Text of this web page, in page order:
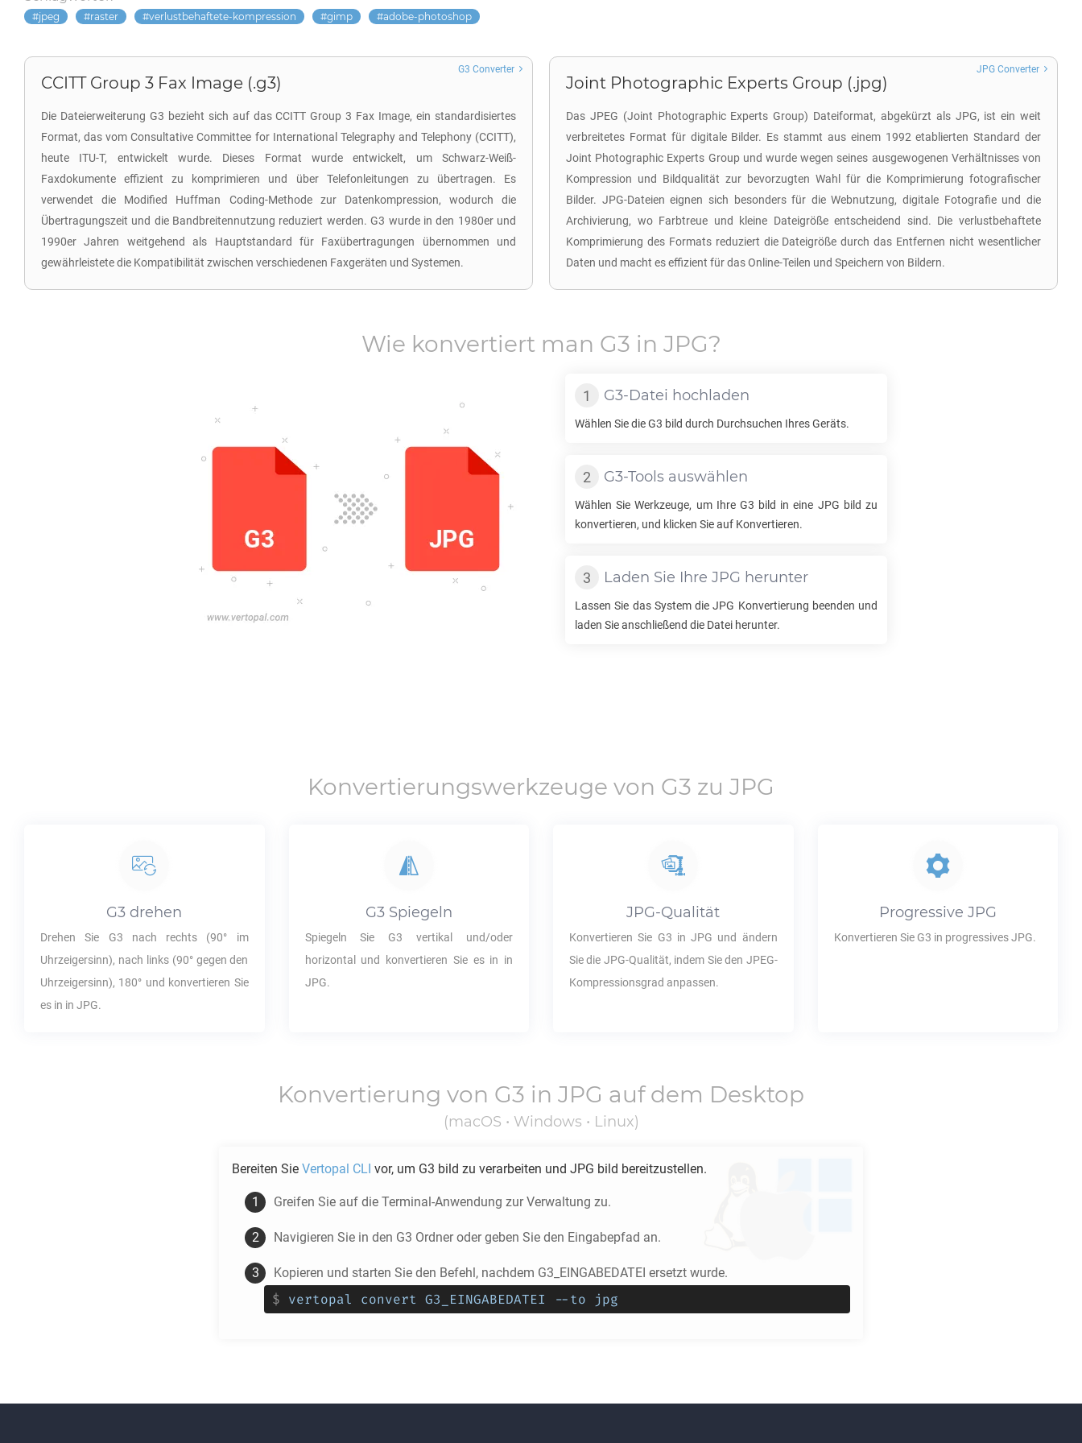
jpeg raster verlustbehaftete-kompression gimp adobe-photoshop
CCITT Group 3 Fax Image (.g3)
Die Dateierweiterung G3 bezieht sich auf das CCITT Group 3 Fax Image, ein standardisiertes
Format, das vom Consultative Committee for International Telegraphy and Telephony (CCITT),
heute ITU-T, entwickelt wurde. Dieses Format wurde entwickelt, um Schwarz-Weiß-
Faxdokumente effizient zu komprimieren und über Telefonleitungen zu übertragen. Es
verwendet die Modified Huffman Coding-Methode zur Datenkompression, wodurch die
Übertragungszeit und die Bandbreitennutzung reduziert werden. G3 wurde in den 1980er und
1990er Jahren weitgehend als Hauptstandard für Faxübertragungen übernommen und
gewährleistete die Kompatibilität zwischen verschiedenen Faxgeräten und Systemen.
G3 Converter
Joint Photographic Experts Group (.jpg)
Das JPEG (Joint Photographic Experts Group) Dateiformat, abgekürzt als JPG, ist ein weit
verbreitetes Format für digitale Bilder. Es stammt aus einem 1992 etablierten Standard der
Joint Photographic Experts Group und wurde wegen seines ausgewogenen Verhältnisses von
Kompression und Bildqualität zur bevorzugten Wahl für die Komprimierung fotografischer
Bilder. JPG-Dateien eignen sich besonders für die Webnutzung, digitale Fotografie und die
Archivierung, wo Farbtreue und kleine Dateigröße entscheidend sind. Die verlustbehaftete
Komprimierung des Formats reduziert die Dateigröße durch das Entfernen nicht wesentlicher
Daten und macht es effizient für das Online-Teilen und Speichern von Bildern.
JPG Converter
Wie konvertiert man G3 in JPG?
G3-Datei hochladen
Wählen Sie dieG3 bild durch Durchsuchen Ihres Geräts.
G3-Tools auswählen
Wählen Sie Werkzeuge, um Ihre G3 bild in eine JPG bild zu
konvertieren, und klicken Sie auf Konvertieren.
Laden Sie Ihre JPG herunter
Lassen Sie das System dieJPG Konvertierung beenden und
laden Sie anschließend die Datei herunter.
Konvertierungswerkzeuge von G3 zu JPG
G3 drehen
Drehen Sie G3 nach rechts (90° im
Uhrzeigersinn), nach links (90° gegen den
Uhrzeigersinn), 180° und konvertieren Sie
es in in JPG.
G3Spiegeln
Spiegeln Sie G3 vertikal und/oder
horizontal und konvertieren Sie es in in
JPG.
JPG-Qualität
Konvertieren Sie G3 in JPG und ändern
Sie die JPG-Qualität, indem Sie den JPEG-
Kompressionsgrad anpassen.
Progressive JPG
Konvertieren Sie G3 in progressivesJPG.
Konvertierung von G3 in JPG auf dem Desktop
(macOS • Windows • Linux)
Bereiten Sie Vertopal CLI vor, um G3 bild zu verarbeiten und JPG bild bereitzustellen.
Greifen Sie auf die Terminal-Anwendung zur Verwaltung zu.
Navigieren Sie in den G3 Ordner oder geben Sie den Eingabepfad an.
Kopieren und starten Sie den Befehl, nachdem G3_EINGABEDATEI ersetzt wurde.
$ vertopal convert G3_EINGABEDATEI --to jpg